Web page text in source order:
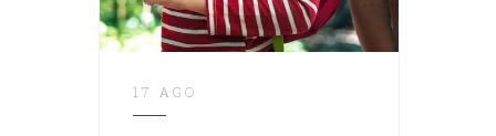
17 AGO